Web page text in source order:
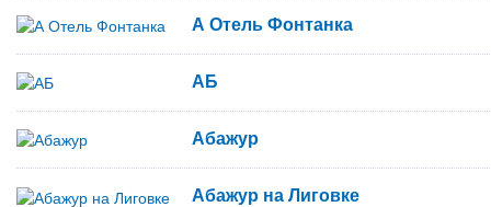
А Отель Фонтанка
АБ
Абажур
Абажур на Лиговке